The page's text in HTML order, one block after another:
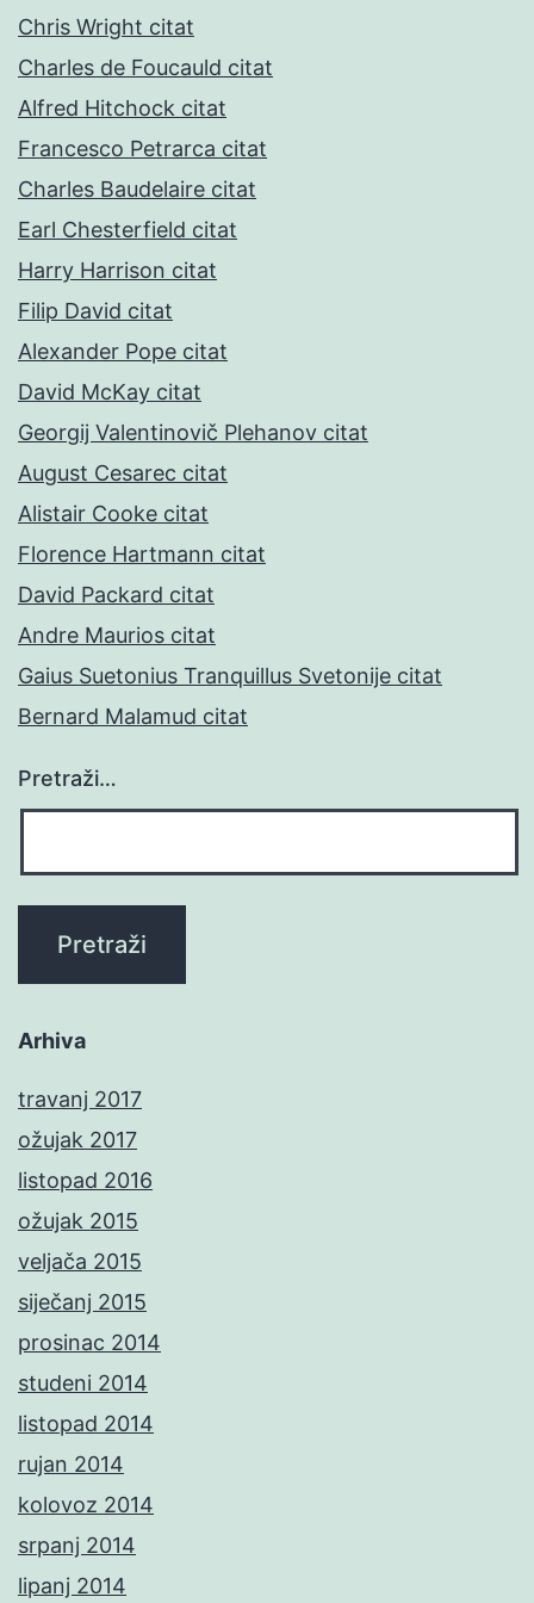
Chris Wright citat
Charles de Foucauld citat
Alfred Hitchock citat
Francesco Petrarca citat
Charles Baudelaire citat
Earl Chesterfield citat
Harry Harrison citat
Filip David citat
Alexander Pope citat
David McKay citat
Georgij Valentinovič Plehanov citat
August Cesarec citat
Alistair Cooke citat
Florence Hartmann citat
David Packard citat
Andre Maurios citat
Gaius Suetonius Tranquillus Svetonije citat
Bernard Malamud citat
Pretraži…
Arhiva
travanj 2017
ožujak 2017
listopad 2016
ožujak 2015
veljača 2015
siječanj 2015
prosinac 2014
studeni 2014
listopad 2014
rujan 2014
kolovoz 2014
srpanj 2014
lipanj 2014